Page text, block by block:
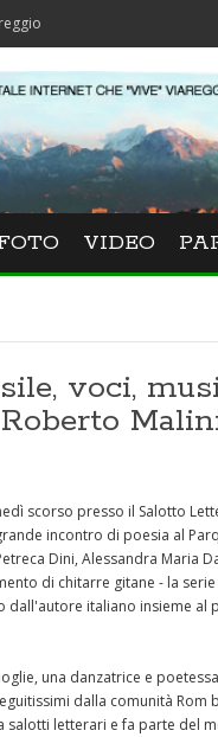
VIDEO
voci,
scorso presso il Salotto
incontro di poesia al
Dini, Alessandra Maria
di chitarre gitane - la
italiano insieme al
una danzatrice e
dalla comunità Rom
salotti letterari e fa parte del